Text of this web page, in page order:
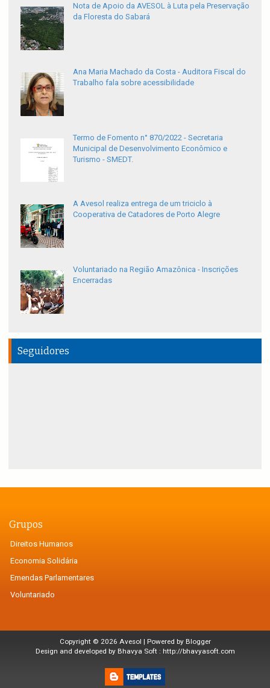
Nota de Apoio da AVESOL à Luta pela Preservação
da Floresta do Sabará
Ana Maria Machado da Costa - Auditora Fiscal do
Trabalho fala sobre acessibilidade
Termo de Fomento n° 870/2022 - Secretaria
Municipal de Desenvolvimento Econômico e
Turismo - SMEDT.
A Avesol realiza entrega de um triciclo à
Cooperativa de Catadores de Porto Alegre
Voluntariado na Região Amazônica - Inscrições
Encerradas
Seguidores
Grupos
Direitos Humanos
Economia Solidária
Emendas Parlamentares
Voluntariado
Copyright © 2026 Avesol | Powered by Blogger
Design and developed by Bhavya Soft : http://bhavyasoft.com